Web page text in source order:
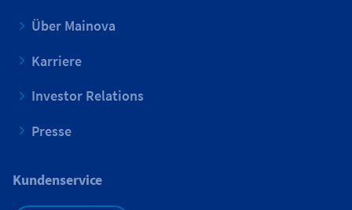
Über Mainova
Karriere
Investor Relations
Presse
Kundenservice